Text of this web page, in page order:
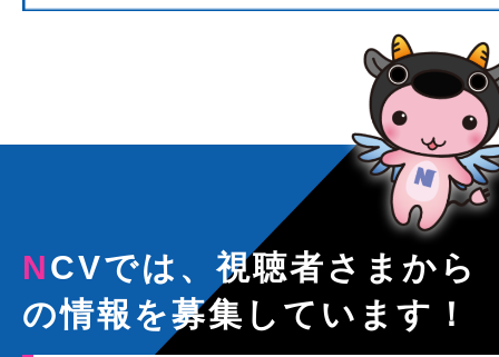
NCVでは、視聴者さまから
の情報を募集しています！